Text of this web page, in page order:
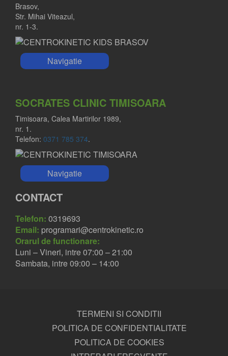
Brasov,
Str. Mihai Viteazul,
nr. 1-3.
Navigatie
SOCRATES CLINIC TIMISOARA
Timisoara, Calea Martirilor 1989,
nr. 1.
Telefon: 0371 785 374.
Navigatie
CONTACT
Telefon: 0319693
Email: programari@centrokinetic.ro
Orarul de functionare:
Luni – Vineri, intre 07:00 – 21:00
Sambata, intre 09:00 – 14:00
TERMENI SI CONDITII
POLITICA DE CONFIDENTIALITATE
POLITICA DE COOKIES